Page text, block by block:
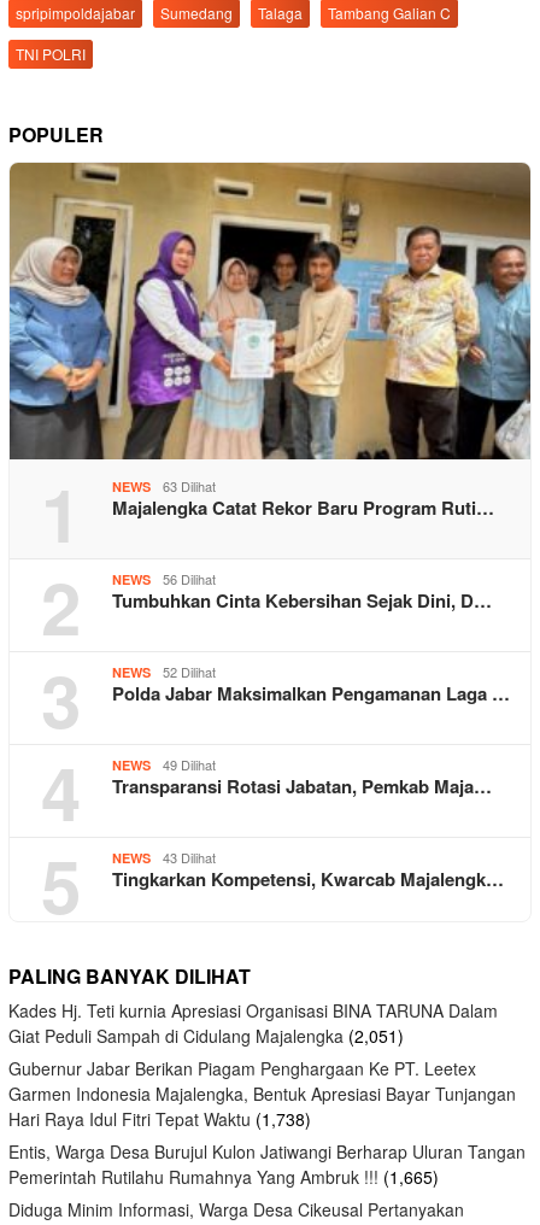
spripimpoldajabar
Sumedang Talaga
Tambang Galian C
TNI POLRI
POPULER
1 NEWS 63 Dilihat
Majalengka Catat Rekor Baru Program Ruti…
2 NEWS 56 Dilihat
Tumbuhkan Cinta Kebersihan Sejak Dini, D…
3 NEWS 52 Dilihat
Polda Jabar Maksimalkan Pengamanan Laga …
4 NEWS 49 Dilihat
Transparansi Rotasi Jabatan, Pemkab Maja…
5 NEWS 43 Dilihat
Tingkarkan Kompetensi, Kwarcab Majalengk…
PALING BANYAK DILIHAT
Kades Hj. Teti kurnia Apresiasi Organisasi BINA TARUNA Dalam
Giat Peduli Sampah di Cidulang Majalengka (2,051)
Gubernur Jabar Berikan Piagam Penghargaan Ke PT. Leetex
Garmen Indonesia Majalengka, Bentuk Apresiasi Bayar Tunjangan
Hari Raya Idul Fitri Tepat Waktu (1,738)
Entis, Warga Desa Burujul Kulon Jatiwangi Berharap Uluran Tangan
Pemerintah Rutilahu Rumahnya Yang Ambruk !!! (1,665)
Diduga Minim Informasi, Warga Desa Cikeusal Pertanyakan